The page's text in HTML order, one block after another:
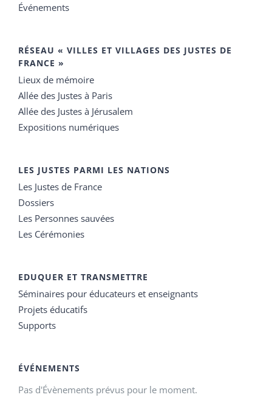
Événements
RÉSEAU « VILLES ET VILLAGES DES JUSTES DE
FRANCE »
Lieux de mémoire
Allée des Justes à Paris
Allée des Justes à Jérusalem
Expositions numériques
LES JUSTES PARMI LES NATIONS
Les Justes de France
Dossiers
Les Personnes sauvées
Les Cérémonies
EDUQUER ET TRANSMETTRE
Séminaires pour éducateurs et enseignants
Projets éducatifs
Supports
ÉVÉNEMENTS
Pas d'Évènements prévus pour le moment.